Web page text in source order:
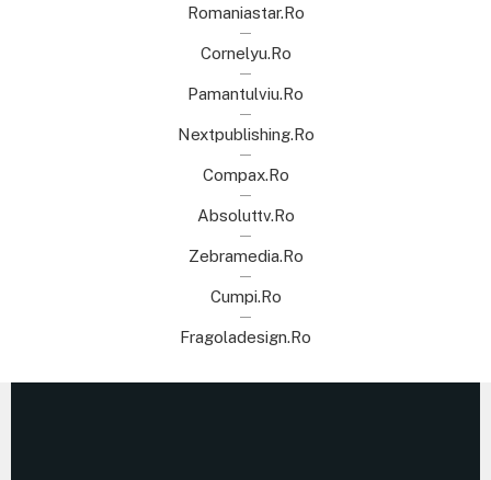
Romaniastar.ro
Cornelyu.ro
Pamantulviu.ro
Nextpublishing.ro
Compax.ro
Absoluttv.ro
Zebramedia.ro
Cumpi.ro
Fragoladesign.ro